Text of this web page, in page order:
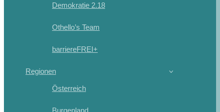
Demokratie 2.18
Othello’s Team
barriereFREI+
Regionen
Österreich
Burgenland